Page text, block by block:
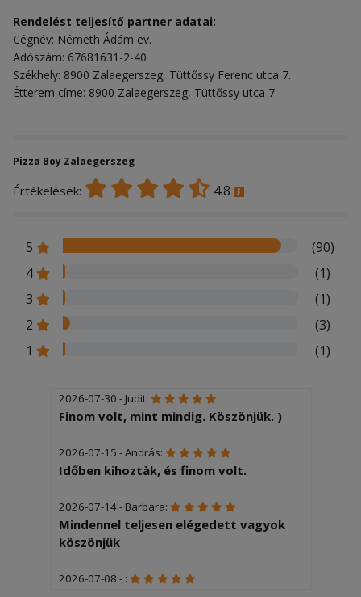
Rendelést teljesítő partner adatai:
Cégnév: Németh Ádám ev.
Adószám: 67681631-2-40
Székhely: 8900 Zalaegerszeg, Tüttőssy Ferenc utca 7.
Étterem címe: 8900 Zalaegerszeg, Tüttőssy utca 7.
Pizza Boy Zalaegerszeg
Értékelések: 4.8
5
(90)
4
(1)
3
(1)
2
(3)
1
(1)
2026-07-30 - Judit:
Finom volt, mint mindig. Köszönjük. )
2026-07-15 - András:
Időben kihoztàk, és finom volt.
2026-07-14 - Barbara:
Mindennel teljesen elégedett vagyok
köszönjük
2026-07-08 - :